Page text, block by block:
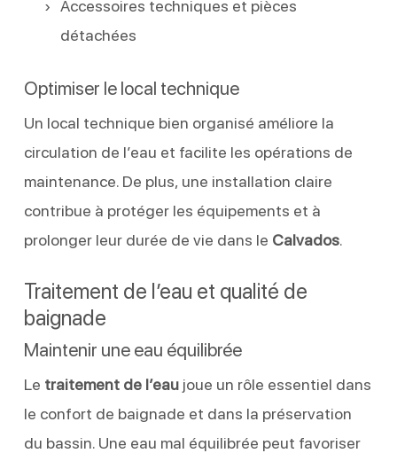
Accessoires techniques et pièces
détachées
Optimiser le local technique
Un local technique bien organisé améliore la
circulation de l’eau et facilite les opérations de
maintenance. De plus, une installation claire
contribue à protéger les équipements et à
prolonger leur durée de vie dans le Calvados.
Traitement de l’eau et qualité de
baignade
Maintenir une eau équilibrée
Le traitement de l’eaujoue un rôle essentiel dans
le confort de baignade et dans la préservation
du bassin. Une eau mal équilibrée peut favoriser